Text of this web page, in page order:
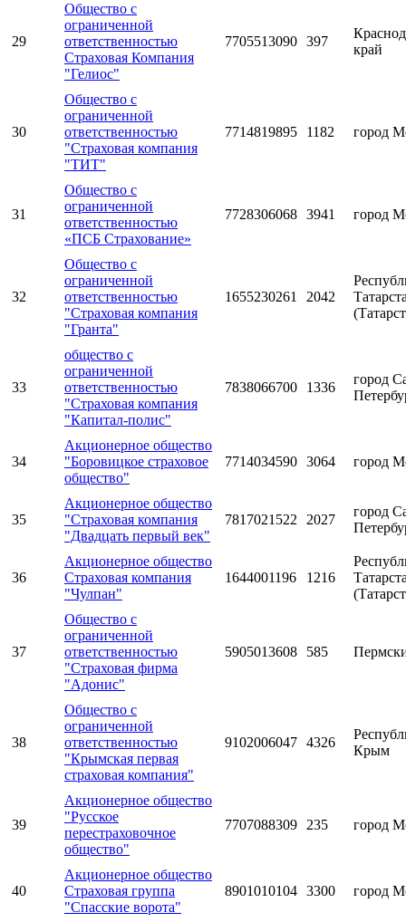
29
Общество с
ограниченной
ответственностью
Страховая Компания
"Гелиос"
7705513090 397
край
30
Общество с
ограниченной
ответственностью
"Страховая компания
"ТИТ"
7714819895 1182 город
31
Общество с
ограниченной
ответственностью
«ПСБ Страхование»
7728306068 3941 город
32
Общество с
ограниченной
ответственностью
"Страховая компания
"Гранта"
1655230261 2042
33
общество с
ограниченной
ответственностью
"Страховая компания
"Капитал-полис"
7838066700 1336
город
34
Акционерное общество
"Боровицкое страховое
общество"
7714034590 3064 город
35
Акционерное общество
"Страховая компания
"Двадцать первый век"
7817021522 2027
город
36
Акционерное общество
Страховая компания
"Чулпан"
1644001196 1216
37
Общество с
ограниченной
ответственностью
"Страховая фирма
"Адонис"
5905013608 585
38
Общество с
ограниченной
ответственностью
"Крымская первая
страховая компания"
9102006047 4326
Крым
39
Акционерное общество
"Русское
перестраховочное
общество"
7707088309 235 город
40
Акционерное общество
Страховая группа
"Спасские ворота"
8901010104 3300 город